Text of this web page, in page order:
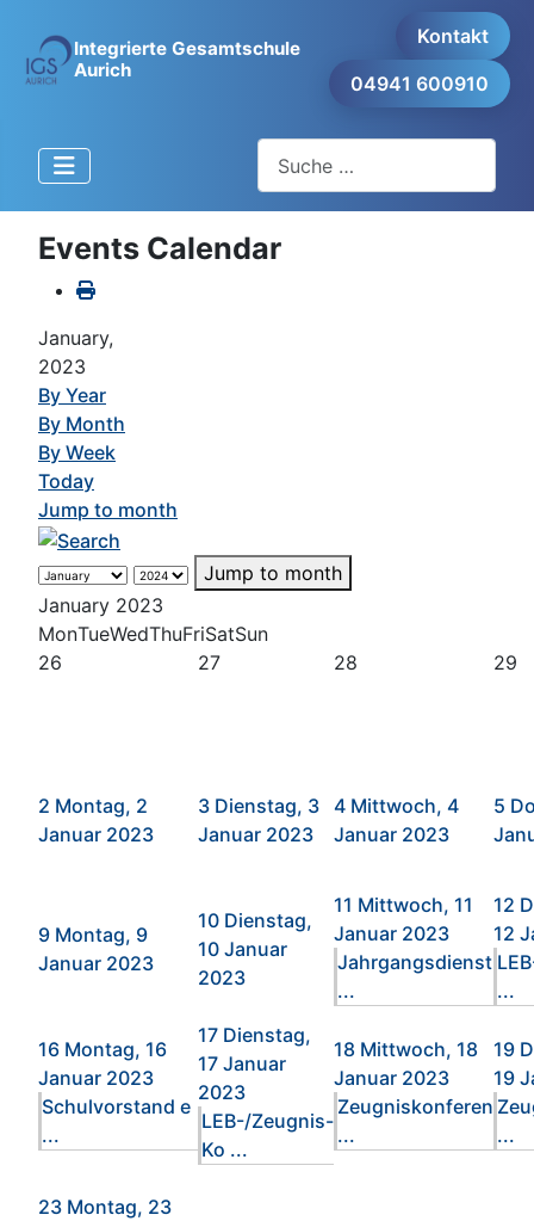
Integrierte Gesamtschule
Aurich
Kontakt
04941 600910
Events Calendar
January,
2023
By Year
By Month
By Week
Today
Jump to month
Jump to month
January 2023
MonTueWedThuFriSatSun
26
27 28 29
2 Montag, 2
Januar 2023
3 Dienstag, 3
Januar 2023
4 Mittwoch, 4
Januar 2023
5
9 Montag, 9
Januar 2023
10 Dienstag,
10 Januar
2023
11 Mittwoch, 11
Januar 2023
Jahrgangsdienst
...
12
12
...
16 Montag, 16
Januar 2023
Schulvorstand e
...
17 Dienstag,
17 Januar
2023
LEB-/Zeugnis-
Ko ...
18 Mittwoch, 18
Januar 2023
Zeugniskonferen
...
19
19
...
23 Montag, 23